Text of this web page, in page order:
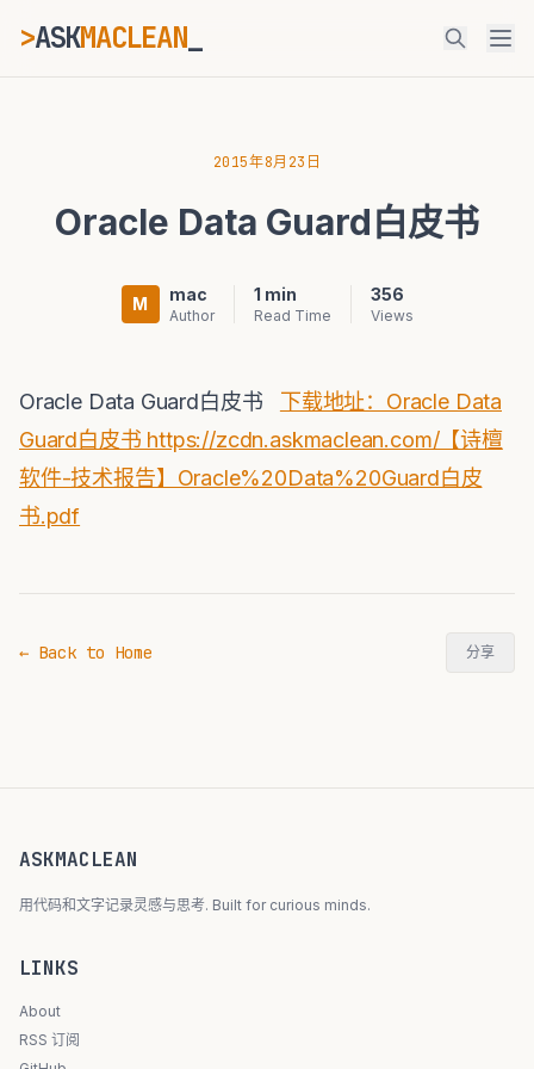
>ASKMACLEAN_
⌘K Ctrl+K
2015年8月23日
Oracle Data Guard白皮书
M mac
Author
1 min
Read Time
356
Views
Oracle Data Guard白皮书 下载地址：Oracle Data
Guard白皮书 https://zcdn.askmaclean.com/【诗檀
软件-技术报告】Oracle%20Data%20Guard白皮
书.pdf
← Back to Home 分享
ASKMACLEAN
用代码和文字记录灵感与思考. Built for curious minds.
LINKS
About
RSS 订阅